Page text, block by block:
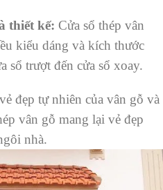
thiết kế: Cửa sổ thép vân
kiểu dáng và kích thước
sổ trượt đến cửa sổ xoay.
đẹp tự nhiên của vân gỗ và
vân gỗ mang lại vẻ đẹp
nhà.